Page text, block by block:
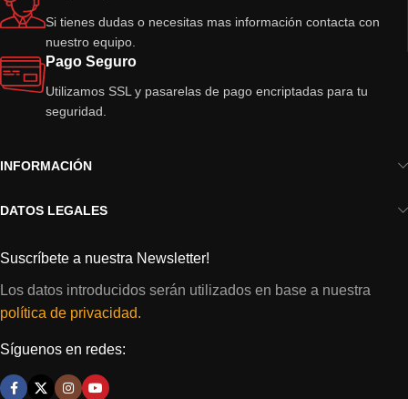
Si tienes dudas o necesitas mas información contacta con
nuestro equipo.
Pago Seguro
Utilizamos SSL y pasarelas de pago encriptadas para tu
seguridad.
INFORMACIÓN
DATOS LEGALES
Suscríbete a nuestra Newsletter!
Los datos introducidos serán utilizados en base a nuestra
política de privacidad.
Síguenos en redes: